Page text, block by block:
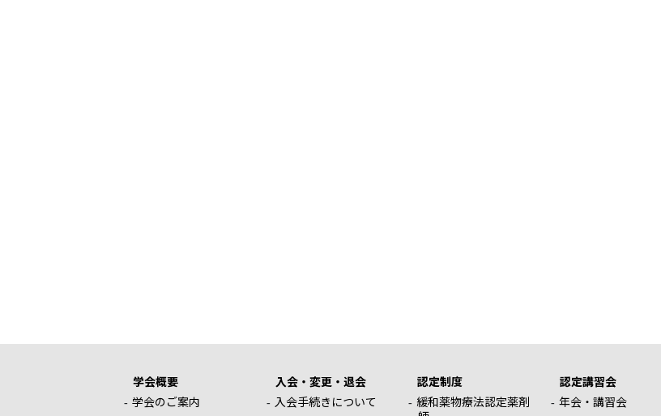
学会概要
学会のご案内
入会・変更・退会
入会手続きについて
認定制度
緩和薬物療法認定薬剤
認定講習会
年会・講習会